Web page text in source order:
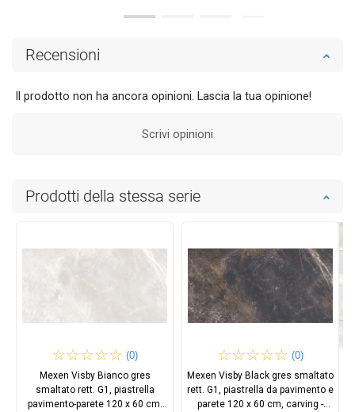
Recensioni
Il prodotto non ha ancora opinioni. Lascia la tua opinione!
Scrivi opinioni
Prodotti della stessa serie
(0)
Mexen Visby Bianco gres
smaltato rett. G1, piastrella
pavimento-parete 120 x 60 cm,
(0)
Mexen Visby Black gres smaltato
rett. G1, piastrella da pavimento e
parete 120 x 60 cm, carving -